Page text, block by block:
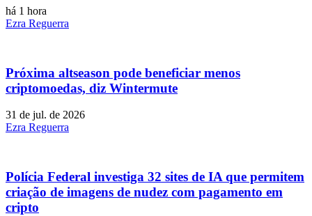
há 1 hora
Ezra Reguerra
Próxima altseason pode beneficiar menos
criptomoedas, diz Wintermute
31 de jul. de 2026
Ezra Reguerra
Polícia Federal investiga 32 sites de IA que permitem
criação de imagens de nudez com pagamento em
cripto